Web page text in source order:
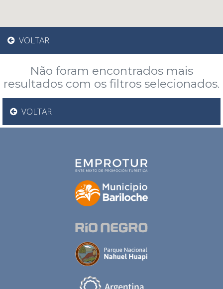
VOLTAR
Não foram encontrados mais
resultados com os filtros selecionados.
VOLTAR